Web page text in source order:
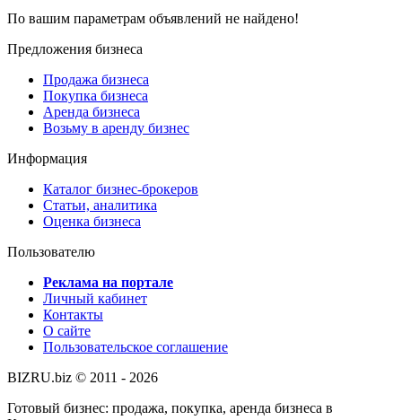
По вашим параметрам объявлений не найдено!
Предложения бизнеса
Продажа бизнеса
Покупка бизнеса
Аренда бизнеса
Возьму в аренду бизнес
Информация
Каталог бизнес-брокеров
Статьи, аналитика
Оценка бизнеса
Пользователю
Реклама на портале
Личный кабинет
Контакты
О сайте
Пользовательское соглашение
BIZRU.biz © 2011 - 2026
Готовый бизнес: продажа, покупка, аренда бизнеса в